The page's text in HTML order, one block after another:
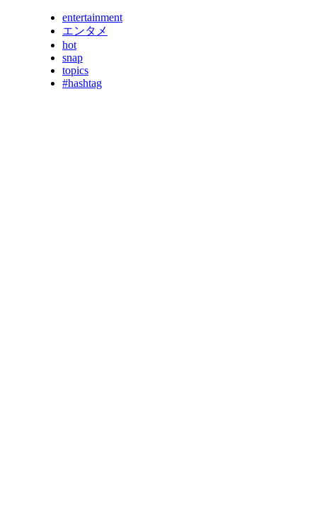
entertainment
エンタメ
hot
snap
topics
#hashtag